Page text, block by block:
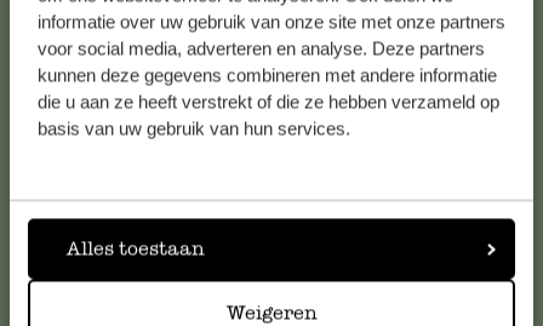
informatie over uw gebruik van onze site met onze partners
voor social media, adverteren en analyse. Deze partners
kunnen deze gegevens combineren met andere informatie
die u aan ze heeft verstrekt of die ze hebben verzameld op
basis van uw gebruik van hun services.
Alles toestaan
Weigeren
Falls Sie Fragen haben oder Tipps und Hilfe brauchen, wenden
Sie sich bitte an unseren Kundenservice. Oder lesen Sie hier
die Antworten auf häufig gestellte Fragen